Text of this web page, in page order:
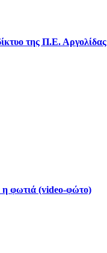
της Π.Ε. Αργολίδας
η φωτιά (video-φώτο)